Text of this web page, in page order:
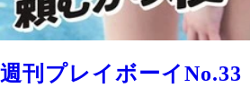
週刊プレイボーイNo.33